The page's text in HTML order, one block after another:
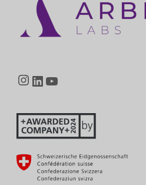
Instagram
LinkedIn